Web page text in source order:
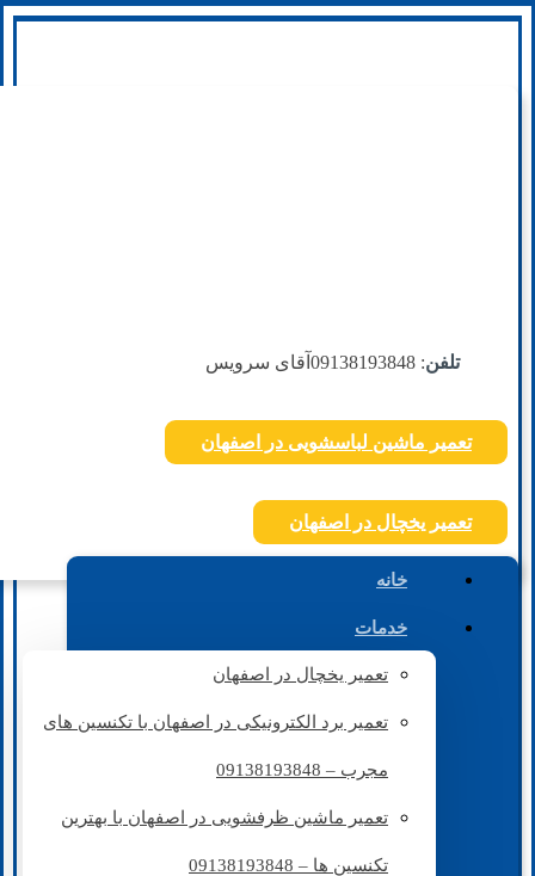
تلفن: 09138193848 آقای سرویس
تعمیر ماشین لباسشویی در اصفهان
تعمیر یخچال در اصفهان
خانه
خدمات
تعمیر یخچال در اصفهان
تعمیر برد الکترونیکی در اصفهان با تکنسین های
مجرب – 09138193848
تعمیر ماشین ظرفشویی در اصفهان با بهترین
تکنسین ها – 09138193848